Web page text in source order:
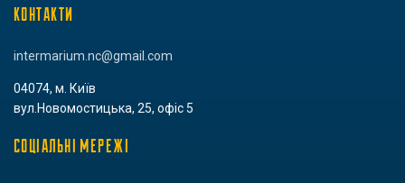
КОНТАКТИ
intermarium.nc@gmail.com
04074, м. Київ
вул.Новомостицька, 25, офіс 5
СОЦІАЛЬНІ МЕРЕЖІ